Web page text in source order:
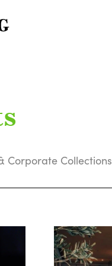
Corporate Collections